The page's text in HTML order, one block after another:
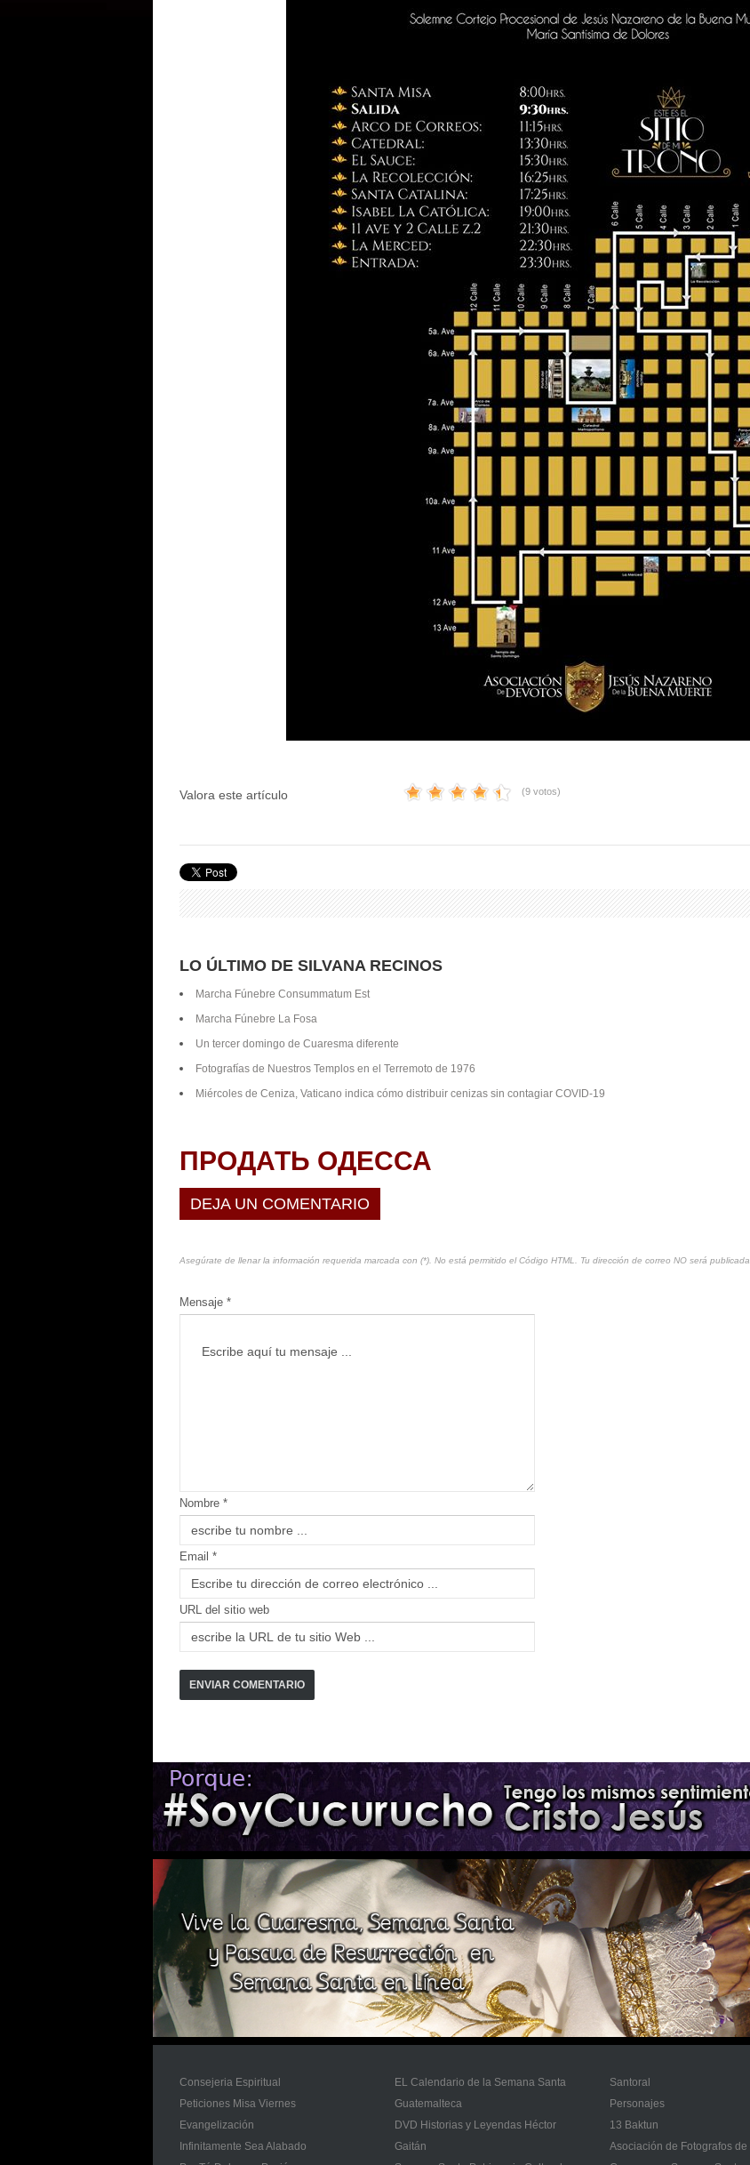
Valora este artículo (9 votos)
LO ÚLTIMO DE SILVANA RECINOS
Marcha Fúnebre Consummatum Est
Marcha Fúnebre La Fosa
Un tercer domingo de Cuaresma diferente
Fotografías de Nuestros Templos en el Terremoto de 1976
Miércoles de Ceniza, Vaticano indica cómo distribuir cenizas sin contagiar COVID-19
ПРОДАТЬ ОДЕССА
DEJA UN COMENTARIO
Asegúrate de llenar la información requerida marcada con (*). No está permitido el Código HTML. Tu dirección de correo NO será publicada.
Mensaje *
Nombre *
Email *
URL del sitio web
Consejeria Espiritual
Peticiones Misa Viernes
Evangelización
Infinitamente Sea Alabado
EL Calendario de la Semana Santa
Guatemalteca
DVD Historias y Leyendas Héctor
Gaitán
Santoral
Personajes
13 Baktun
Asociación de Fotografos de